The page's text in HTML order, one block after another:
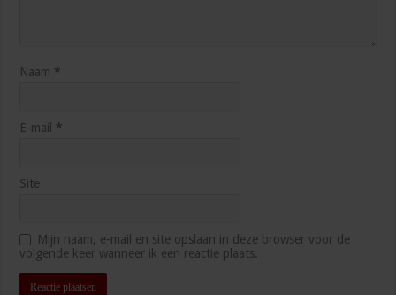
Naam *
E-mail *
Site
Mijn naam, e-mail en site opslaan in deze browser voor de
volgende keer wanneer ik een reactie plaats.